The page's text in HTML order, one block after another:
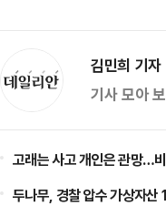
김민희 기
기사 모아
고래는 사고 개인은 관망…
두나무, 경찰 압수 가상자산